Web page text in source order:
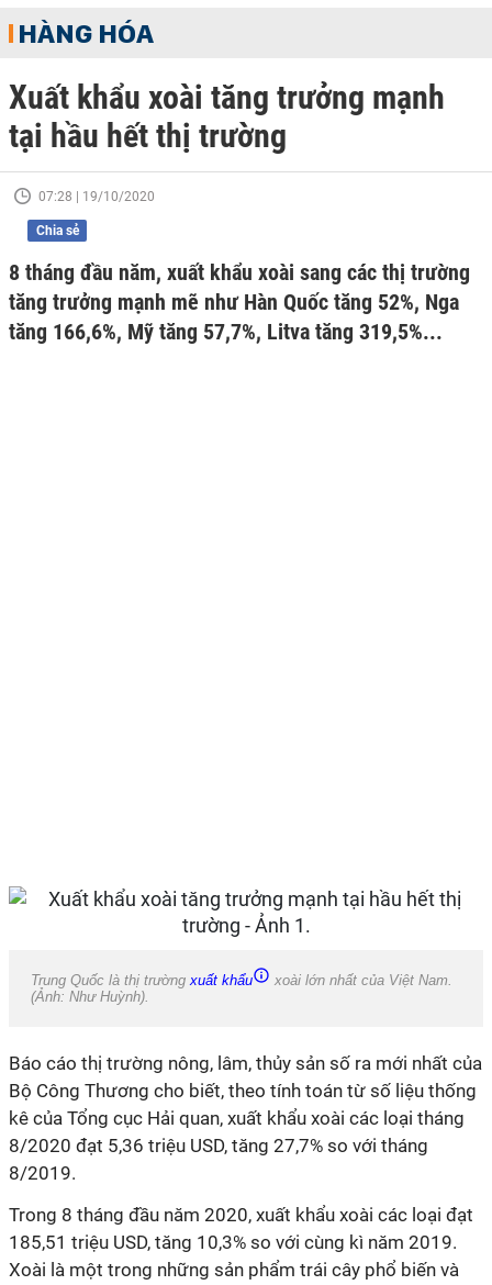
HÀNG HÓA
Xuất khẩu xoài tăng trưởng mạnh
tại hầu hết thị trường
07:28 | 19/10/2020
Chia sẻ
8 tháng đầu năm, xuất khẩu xoài sang các thị trường
tăng trưởng mạnh mẽ như Hàn Quốc tăng 52%, Nga
tăng 166,6%, Mỹ tăng 57,7%, Litva tăng 319,5%...
Trung Quốc là thị trường xuất khẩu
xoài lớn nhất của Việt Nam.
(Ảnh: Như Huỳnh).
Báo cáo thị trường nông, lâm, thủy sản số ra mới nhất của
Bộ Công Thương cho biết, theo tính toán từ số liệu thống
kê của Tổng cục Hải quan, xuất khẩu xoài các loại tháng
8/2020 đạt 5,36 triệu USD, tăng 27,7% so với tháng
8/2019.
Trong 8 tháng đầu năm 2020, xuất khẩu xoài các loại đạt
185,51 triệu USD, tăng 10,3% so với cùng kì năm 2019.
Xoài là một trong những sản phẩm trái cây phổ biến và